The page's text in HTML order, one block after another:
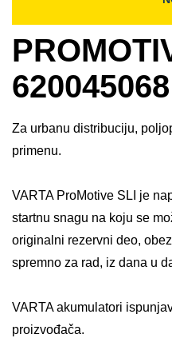
620045068
Za urbanu distribuciju,
primenu.
VARTA ProMotive SLI je
startnu snagu na koju se
originalni rezervni deo,
spremno za rad, iz dana u
VARTA akumulatori
proizvođača.​